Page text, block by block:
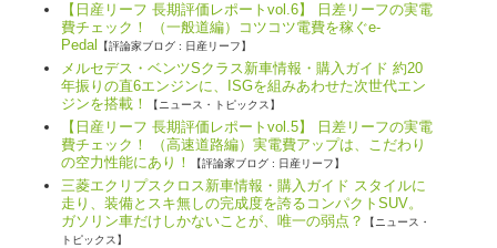
【日産リーフ 長期評価レポートvol.6】 日差リーフの実電
費チェック！ （一般道編）コツコツ電費を稼ぐe-
Pedal
【評論家ブログ : 日産リーフ】
メルセデス・ベンツSクラス新車情報・購入ガイド 約20
年振りの直6エンジンに、ISGを組みあわせた次世代エン
ジンを搭載！
【ニュース・トピックス】
【日産リーフ 長期評価レポートvol.5】 日差リーフの実電
費チェック！ （高速道路編）実電費アップは、こだわり
の空力性能にあり！
【評論家ブログ : 日産リーフ】
三菱エクリプスクロス新車情報・購入ガイド スタイルに
走り、装備とスキ無しの完成度を誇るコンパクトSUV。
ガソリン車だけしかないことが、唯一の弱点？
【ニュース・
トピックス】